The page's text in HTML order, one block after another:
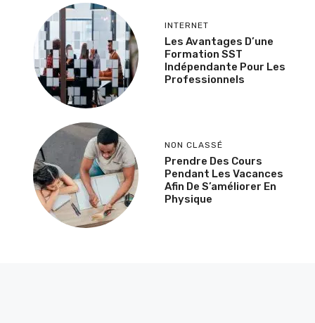
INTERNET
Les Avantages D’une
Formation SST
Indépendante Pour Les
Professionnels
NON CLASSÉ
Prendre Des Cours
Pendant Les Vacances
Afin De S’améliorer En
Physique